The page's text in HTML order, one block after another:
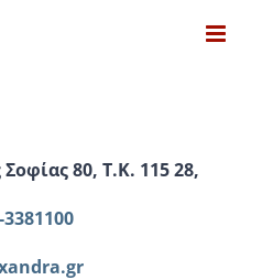
80, Τ.Κ. 115 28,
3381100